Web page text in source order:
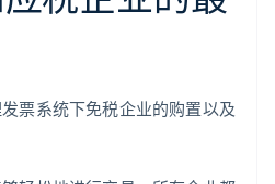
票系统下免税企业的购置以及